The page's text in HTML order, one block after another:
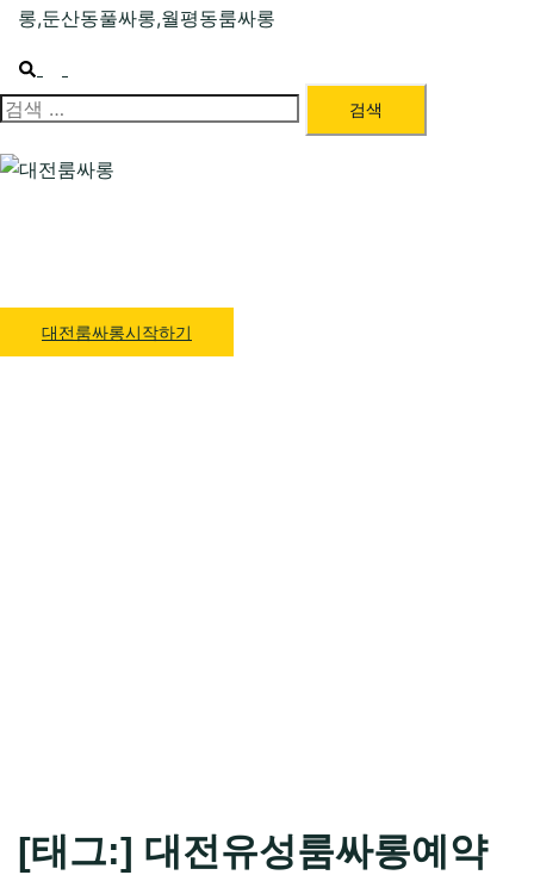
롱,둔산동풀싸롱,월평동룸싸롱
Search
menu
검
대전룸싸롱시작하기
[태그:] 대전유성룸싸롱예약